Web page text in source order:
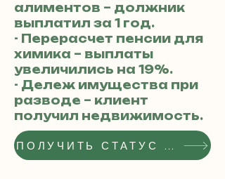
алиментов – должник
выплатил за 1 год.
- Перерасчет пенсии для
химика – выплаты
увеличились на 19%.
- Дележ имущества при
разводе – клиент
получил недвижимость.
ПОЛУЧИТЬ СТАТУС РЕКОМЕНДОВАННОГО АДВОКАТА